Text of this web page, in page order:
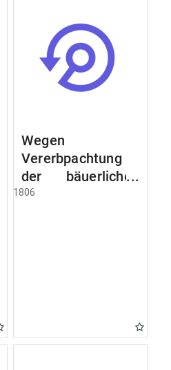
Wegen
Vererbpachtung
der bäuerlichen
Grundstücke und
1806